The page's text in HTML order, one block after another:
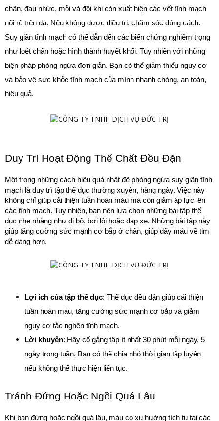
chân, đau nhức, mỏi và đôi khi còn xuất hiện các vết tĩnh mạch
nổi rõ trên da. Nếu không được điều trị, chăm sóc đúng cách.
Suy giãn tĩnh mạch có thể dẫn đến các biến chứng nghiêm trọng
như loét chân hoặc hình thành huyết khối. Tuy nhiên với những
biện pháp phòng ngừa đơn giản. Bạn có thể giảm thiểu nguy cơ
và bảo vệ sức khỏe tĩnh mạch của mình nhanh chóng, an toàn,
hiệu quả.
Duy Trì Hoạt Động Thể Chất Đều Đặn
Một trong những cách hiệu quả nhất để phòng ngừa suy giãn tĩnh
mạch là duy trì tập thể dục thường xuyên, hàng ngày. Việc này
không chỉ giúp cải thiện tuần hoàn máu mà còn giảm áp lực lên
các tĩnh mạch. Tuy nhiên, bạn nên lựa chọn những bài tập thể
dục nhẹ nhàng như đi bộ, bơi lội hoặc đạp xe. Những bài tập này
giúp tăng cường sức mạnh cơ bắp ở chân, giúp đẩy máu về tim
dễ dàng hơn.
Lợi ích của tập thể dục: Thể dục đều đặn giúp cải thiện
tuần hoàn máu, tăng cường sức mạnh cơ bắp và giảm
nguy cơ tắc nghẽn tĩnh mạch.
Lời khuyên: Hãy cố gắng tập ít nhất 30 phút mỗi ngày, 5
ngày trong tuần. Bạn có thể chia nhỏ thời gian tập luyện
nếu không thể thực hiện liên tục.
Tránh Đứng Hoặc Ngồi Quá Lâu
Khi bạn đứng hoặc ngồi quá lâu, máu có xu hướng tích tụ tại các